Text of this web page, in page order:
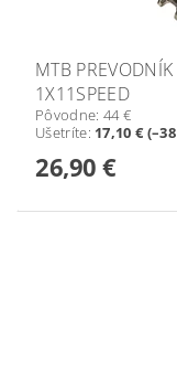
MTB
1X11SPEED
Pôvodne: 44 €
Ušetríte: 17,10 €
26,90 €